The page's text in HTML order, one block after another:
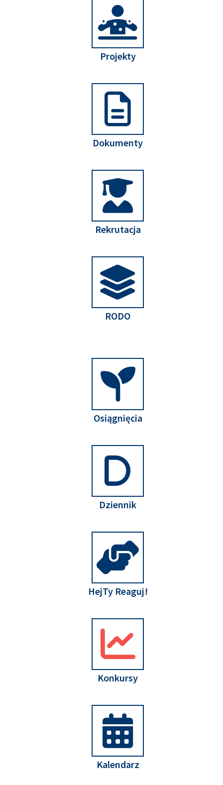
Projekty
Dokumenty
Rekrutacja
RODO
Osiągnięcia
Dziennik
HejTy Reaguj!
Konkursy
Kalendarz